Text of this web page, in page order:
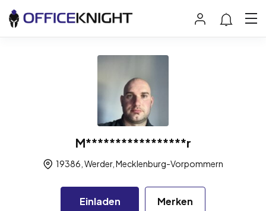
M*****************r
19386, Werder, Mecklenburg-Vorpommern
Einladen Merken